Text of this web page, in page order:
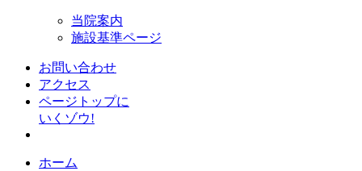
当院案内
施設基準ページ
お問い合わせ
アクセス
ページトップに
いくゾウ!
ホーム